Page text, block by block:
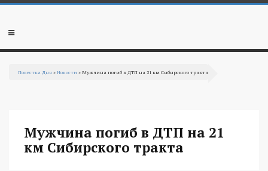
Перейти к основному содержанию
Мобильное
Повестка Дня »Новости » Мужчина погиб в ДТП на 21 км Сибирского тракта
Мужчина погиб в ДТП на 21
км Сибирского тракта